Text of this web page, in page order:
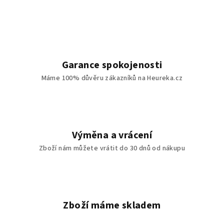
Garance spokojenosti
Máme 100% důvěru zákazníků na Heureka.cz
Výměna a vrácení
Zboží nám můžete vrátit do 30 dnů od nákupu
Zboží máme skladem